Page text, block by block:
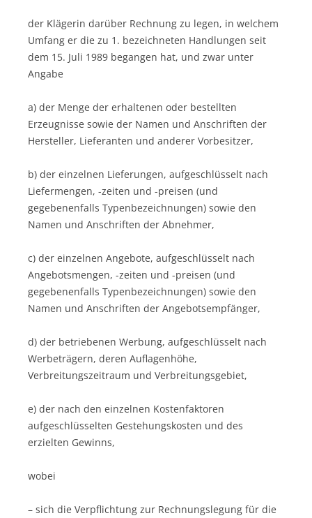
der Klägerin darüber Rechnung zu legen, in welchem
Umfang er die zu 1. bezeichneten Handlungen seit
dem 15. Juli 1989 begangen hat, und zwar unter
Angabe
a) der Menge der erhaltenen oder bestellten
Erzeugnisse sowie der Namen und Anschriften der
Hersteller, Lieferanten und anderer Vorbesitzer,
b) der einzelnen Lieferungen, aufgeschlüsselt nach
Liefermengen, -zeiten und -preisen (und
gegebenenfalls Typenbezeichnungen) sowie den
Namen und Anschriften der Abnehmer,
c) der einzelnen Angebote, aufgeschlüsselt nach
Angebotsmengen, -zeiten und -preisen (und
gegebenenfalls Typenbezeichnungen) sowie den
Namen und Anschriften der Angebotsempfänger,
d) der betriebenen Werbung, aufgeschlüsselt nach
Werbeträgern, deren Auflagenhöhe,
Verbreitungszeitraum und Verbreitungsgebiet,
e) der nach den einzelnen Kostenfaktoren
aufgeschlüsselten Gestehungskosten und des
erzielten Gewinns,
wobei
– sich die Verpflichtung zur Rechnungslegung für die